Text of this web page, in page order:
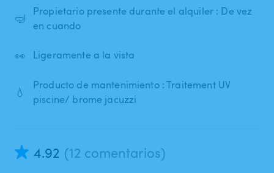
🤿
Propietario presente durante el alquiler : De vez
en cuando
👀 Ligeramente a la vista
💧
Producto de mantenimiento : Traitement UV
piscine/ brome jacuzzi
4.92 (12 comentarios)